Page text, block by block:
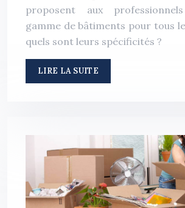
proposent aux
gamme de bâtiments pour tous
quels sont leurs spécificités ?
LIRE LA SUITE